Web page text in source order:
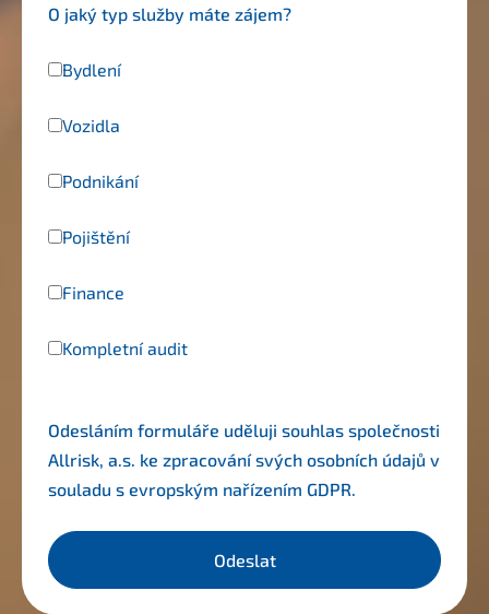
O jaký typ služby máte zájem?
Bydlení
Vozidla
Podnikání
Pojištění
Finance
Kompletní audit
Odesláním formuláře uděluji souhlas společnosti
Allrisk, a.s. ke zpracování svých osobních údajů v
souladu s evropským nařízením GDPR.
Odeslat